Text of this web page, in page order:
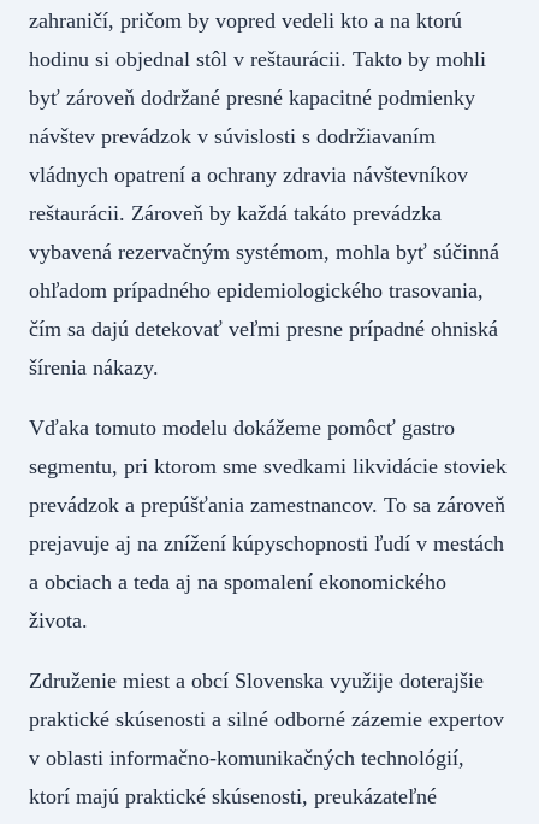
zahraničí, pričom by vopred vedeli kto a na ktorú
hodinu si objednal stôl v reštaurácii. Takto by mohli
byť zároveň dodržané presné kapacitné podmienky
návštev prevádzok v súvislosti s dodržiavaním
vládnych opatrení a ochrany zdravia návštevníkov
reštaurácii. Zároveň by každá takáto prevádzka
vybavená rezervačným systémom, mohla byť súčinná
ohľadom prípadného epidemiologického trasovania,
čím sa dajú detekovať veľmi presne prípadné ohniská
šírenia nákazy.
Vďaka tomuto modelu dokážeme pomôcť gastro
segmentu, pri ktorom sme svedkami likvidácie stoviek
prevádzok a prepúšťania zamestnancov. To sa zároveň
prejavuje aj na znížení kúpyschopnosti ľudí v mestách
a obciach a teda aj na spomalení ekonomického
života.
Združenie miest a obcí Slovenska využije doterajšie
praktické skúsenosti a silné odborné zázemie expertov
v oblasti informačno-komunikačných technológií,
ktorí majú praktické skúsenosti, preukázateľné